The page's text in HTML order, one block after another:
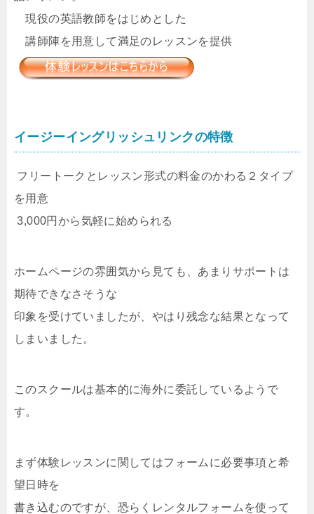
現役の英語教師をはじめとした
講師陣を用意して満足のレッスンを提供
イージーイングリッシュリンクの特徴
フリートークとレッスン形式の料金のかわる２タイプ
を用意
3,000円から気軽に始められる
ホームページの雰囲気から見ても、あまりサポートは
期待できなさそうな
印象を受けていましたが、やはり残念な結果となって
しまいました。
このスクールは基本的に海外に委託しているようで
す。
まず体験レッスンに関してはフォームに必要事項と希
望日時を
書き込むのですが、恐らくレンタルフォームを使って